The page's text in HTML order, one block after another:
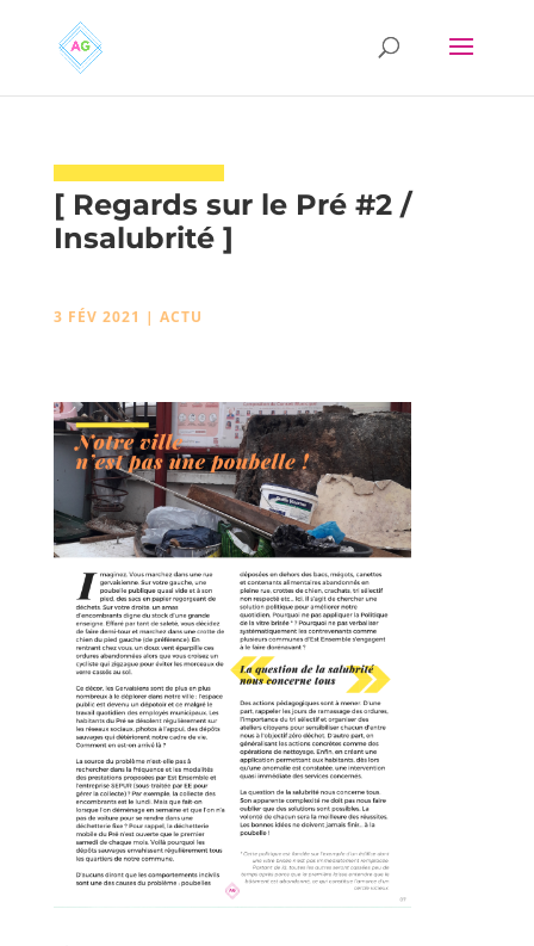
[ Regards sur le Pré #2 /
Insalubrité ]
3 FÉV 2021 | ACTU